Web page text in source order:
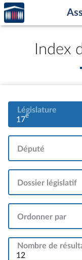
Aller au contenu
Aller en bas de la
Accèder
à la
page
Index
Législature
17e
Député
Dossier législatif
Ordonner par
Nombre de
12